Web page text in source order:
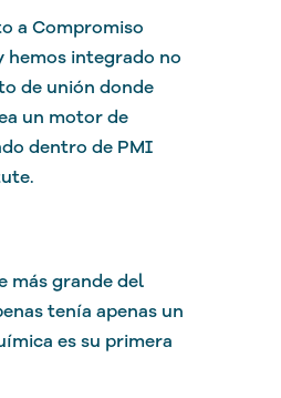
a Compromiso
hemos integrado no
de unión donde
un motor de
dentro de PMI
más grande del
tenía apenas un
es su primera